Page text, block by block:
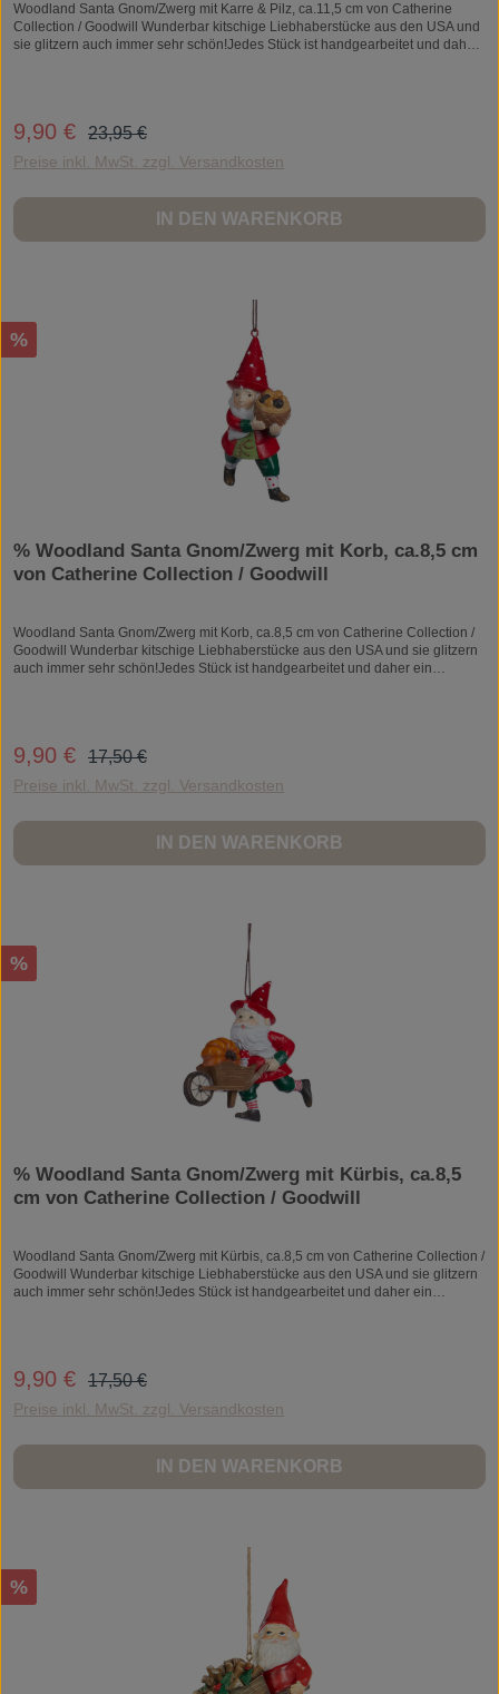
Woodland Santa Gnom/Zwerg mit Karre & Pilz, ca.11,5 cm von Catherine
Collection / Goodwill Wunderbar kitschige Liebhaberstücke aus den USA und
sie glitzern auch immer sehr schön!Jedes Stück ist handgearbeitet und daher
Verkaufspreis:
9,90 € Regulärer Preis:
23,95 €
Preise inkl. MwSt. zzgl. Versandkosten
IN DEN WARENKORB
Rabatt
%
% Woodland Santa Gnom/Zwerg mit Korb, ca.8,5 cm
von Catherine Collection / Goodwill
Woodland Santa Gnom/Zwerg mit Korb, ca.8,5 cm von Catherine Collection /
Goodwill Wunderbar kitschige Liebhaberstücke aus den USA und sie glitzern
auch immer sehr schön!Jedes Stück ist handgearbeitet und daher ein
Verkaufspreis:
9,90 € Regulärer Preis:
17,50 €
Preise inkl. MwSt. zzgl. Versandkosten
IN DEN WARENKORB
Rabatt
%
% Woodland Santa Gnom/Zwerg mit Kürbis, ca.8,5
cm von Catherine Collection / Goodwill
Woodland Santa Gnom/Zwerg mit Kürbis, ca.8,5 cm von Catherine Collection /
Goodwill Wunderbar kitschige Liebhaberstücke aus den USA und sie glitzern
auch immer sehr schön!Jedes Stück ist handgearbeitet und daher ein
Verkaufspreis:
9,90 € Regulärer Preis:
17,50 €
Preise inkl. MwSt. zzgl. Versandkosten
IN DEN WARENKORB
Rabatt
%